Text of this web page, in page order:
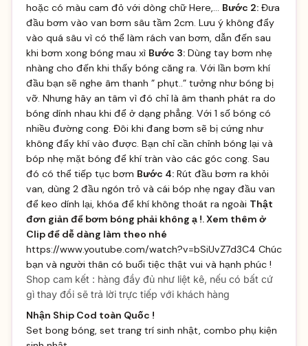
hoặc có màu cam đỏ với dòng chữ Here,… Bước 2:Đưa
đầu bơm vào van bơm sâu tầm 2cm. Lưu ý không đẩy
vào quá sâu vì có thể làm rách van bơm, dẫn đến sau
khi bơm xong bóng mau xì Bước 3:Dùng tay bơm nhẹ
nhàng cho đến khi thấy bóng căng ra. Với lần bơm khí
đầu bạn sẽ nghe âm thanh ” phụt..” tưởng như bóng bị
vỡ. Nhưng hãy an tâm vì đó chỉ là âm thanh phát ra do
bóng dính nhau khi để ở dạng phẳng. Với 1 số bóng có
nhiều đường cong. Đôi khi đang bơm sẽ bị cứng như
không đẩy khí vào được. Bạn chỉ cần chỉnh bóng lại và
bóp nhẹ mặt bóng để khí tràn vào các góc cong. Sau
đó có thể tiếp tục bơm Bước 4:Rút đầu bơm ra khỏi
van, dùng 2 đầu ngón trỏ và cái bóp nhẹ ngay đầu van
để keo dính lại, khóa để khí không thoát ra ngoài Thật
đơn giản để bơm bóng phải không ạ !. Xem thêm ở
Clip để dễ dàng làm theo nhé
https://www.youtube.com/watch?v=bSiUvZ7d3C4 Chúc
bạn và người thân có buổi tiệc thật vui và hạnh phúc !
Shop cam kết : hàng đầy đủ như liệt kê, nếu có bất cứ
gì thay đổi sẽ trả lời trực tiếp với khách hàng
Nhận Ship Cod toàn Quốc !
Set bong bóng, set trang trí sinh nhật, combo phụ kiện